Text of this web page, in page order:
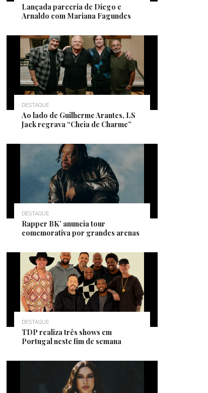
Lançada parceria de Diego e
Arnaldo com Mariana Fagundes
DESTAQUE
Ao lado de Guilherme Arantes, LS
Jack regrava “Cheia de Charme”
DESTAQUE
Rapper BK’ anuncia tour
comemorativa por grandes arenas
DESTAQUE
TDP realiza três shows em
Portugal neste fim de semana